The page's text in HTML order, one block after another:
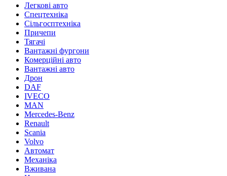
Легкові авто
Спецтехніка
Сільгосптехніка
Причепи
Тягачі
Вантажні фургони
Комерційні авто
Вантажні авто
Дрон
DAF
IVECO
MAN
Mercedes-Benz
Renault
Scania
Volvo
Автомат
Механіка
Вживана